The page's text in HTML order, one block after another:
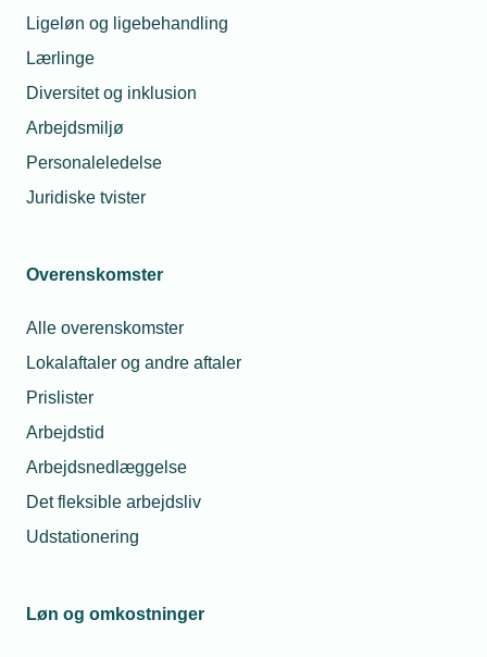
Ligeløn og ligebehandling
Lærlinge
Diversitet og inklusion
Arbejdsmiljø
Personaleledelse
Juridiske tvister
Overenskomster
Alle overenskomster
Lokalaftaler og andre aftaler
Prislister
Arbejdstid
Arbejdsnedlæggelse
Det fleksible arbejdsliv
Udstationering
Løn og omkostninger
Alle netværk og
fællesskaber
Arbejdsgiverne Nord og Vest for
Vejle
Vis netværk